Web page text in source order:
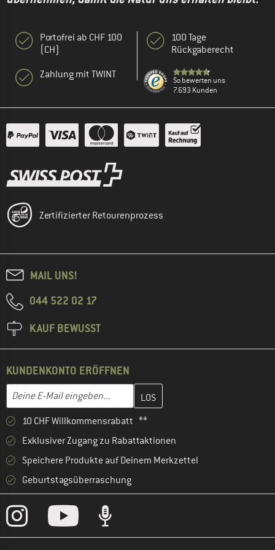
Portofrei ab CHF 100
(CH)
Zahlung mit TWINT
100 Tage
Rückgaberecht
So bewerten uns
7.693 Kunden
Zertifizierter Retourenprozess
MAIL UNS!
044 522 02 17
KAUF BEWUSST
KUNDENKONTO ERÖFFNEN
E-Mail-Adresse
Gib hier deine E-Mail-Adresse ein und erstelle im nächsten
10 CHF Willkommensrabatt **
Exklusiver Zugang zu Rabattaktionen
Speichere Produkte auf Deinem Merkzettel
Geburtstagsüberraschung